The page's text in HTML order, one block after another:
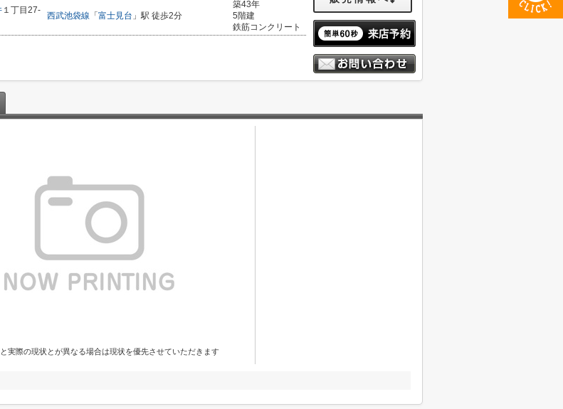
１丁目27-
西武池袋線 「 富士見台 」駅 徒歩2分
築43年
5階建
鉄筋コンクリート
実際の現状とが異なる場合は現状を優先させていただきます